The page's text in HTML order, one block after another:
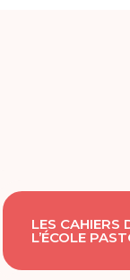
LES CAHIERS
L’ÉCOLE